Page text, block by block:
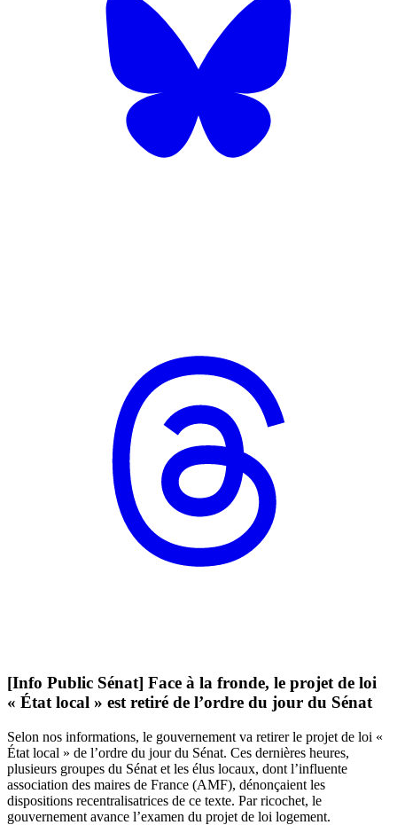
[Info Public Sénat] Face à la fronde, le projet de loi
« État local » est retiré de l’ordre du jour du Sénat
Selon nos informations, le gouvernement va retirer le projet de loi «
État local » de l’ordre du jour du Sénat. Ces dernières heures,
plusieurs groupes du Sénat et les élus locaux, dont l’influente
association des maires de France (AMF), dénonçaient les
dispositions recentralisatrices de ce texte. Par ricochet, le
gouvernement avance l’examen du projet de loi logement.